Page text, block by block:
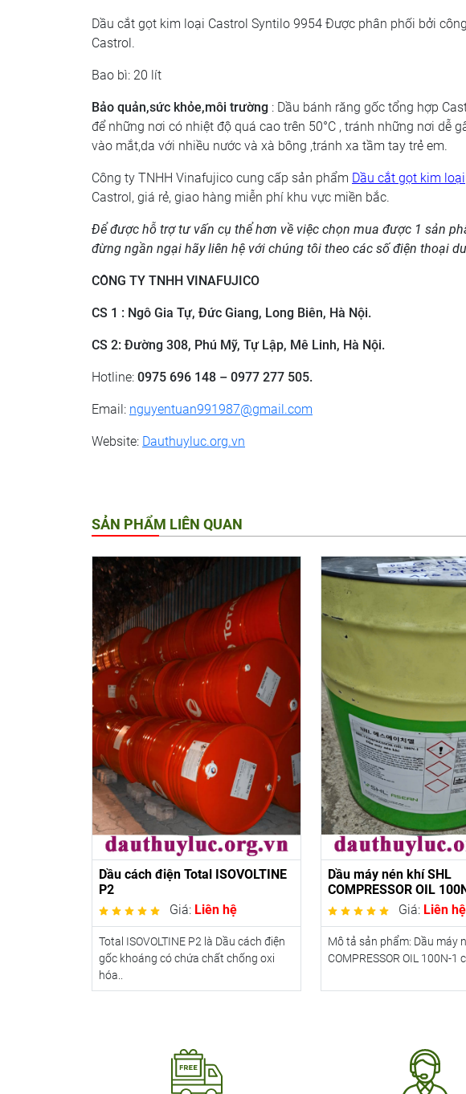
Dầu cắt gọt kim loại Castrol Syntilo 9954 Được phân phối bởi
Castrol.
Bao bì: 20 lít
Bảo quản,sức khỏe,môi trường : Dầu bánh răng gốc tổng hợp
để những nơi có nhiệt độ quá cao trên 50°C , tránh những nơi dễ
vào mắt,da với nhiều nước và xà bông ,tránh xa tầm tay trẻ em.
Công ty TNHH Vinafujico cung cấp sản phẩm Dầu cắt gọt kim loại
Castrol, giá rẻ, giao hàng miễn phí khu vực miền bắc.
Để được hỗ trợ tư vấn cụ thể hơn về việc chọn mua được 1 sản
đừng ngần ngại hãy liên hệ với chúng tôi theo các số điện thoại
CÔNG TY TNHH VINAFUJICO
CS 1 : Ngô Gia Tự, Đức Giang, Long Biên, Hà Nội.
CS 2: ​Đường 308, Phú Mỹ, Tự Lập, Mê Linh, Hà Nội.
Hotline: 0975 696 148 – 0977 277 505.
Email: nguyentuan991987@gmail.com
Website: Dauthuyluc.org.vn
SẢN PHẨM LIÊN QUAN
Dầu cách điện Total ISOVOLTINE
P2
Giá: Liên hệ
Total ISOVOLTINE P2 là Dầu cách điện
gốc khoáng có chứa chất chống oxi
hóa..
Dầu máy nén khí SHL
COMPRESSOR OIL
Giá: Liên hệ
Mô tả sản phẩm: Dầu máy
COMPRESSOR OIL 100N-1